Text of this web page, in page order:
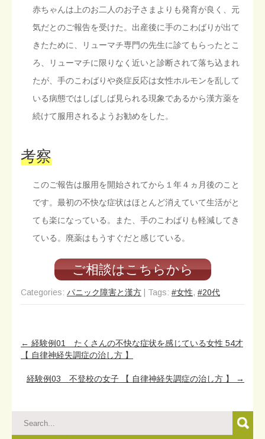
赤ちゃんは上のお二人のお子さまよりも発育が良く、元
気だとのご報告を受けた。出産後に手のこわばりが出て
きたために、リューマチ専門の先生に診てもらったとこ
ろ、リューマチに限りなく近いと診断されて落ち込まれ
たが、手のこわばりや炎症反応は女性ホルモンを乱して
いる病態ではしばしば見られる現象であるから漢方薬を
続けて服用されるようお勧めをした。
考察
このご報告は服用を開始されてから１年４ヵ月後のこと
です。最初の不快な症状はほとんど消えていて生活がと
ても楽になっている。また、手のこわばりも軽減してき
ている。廃薬はもうすぐだと感じている。
ご相談はこちらから
Categories: パニック障害と漢方 | Tags: #女性, #20代
Post
navigation
← 経験例01 たくさんの不快な症状を感じている女性 54才
【 自律神経失調症の治し方 】
経験例03 不登校の女子 【 自律神経失調症の治し方 】 →